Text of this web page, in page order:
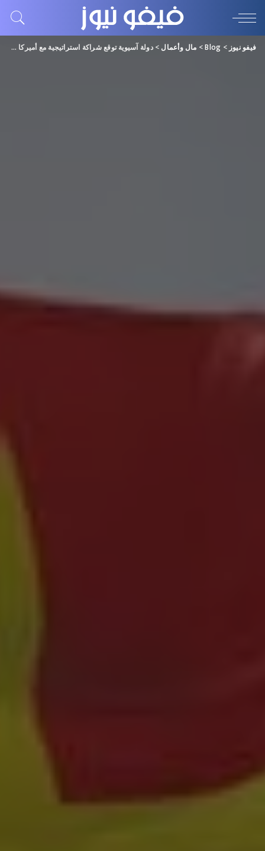
فيفو نيوز >
Blog
> مال وأعمال >دولة آسيوية توقع شراكة استراتيجية مع أميركا في مجال أشباه الموصلات